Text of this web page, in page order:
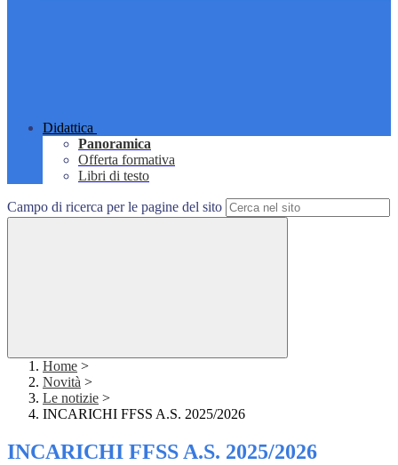
Didattica
Panoramica
Offerta formativa
Libri di testo
Campo di ricerca per le pagine del sito
Home >
Novità >
Le notizie >
INCARICHI FFSS A.S. 2025/2026
INCARICHI FFSS A.S. 2025/2026